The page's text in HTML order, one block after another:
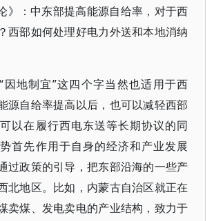
》：中东部提高能源自给率，对于西
西部如何处理好电力外送和本地消纳
因地制宜”这四个字当然也适用于西
源自给率提高以后，也可以减轻西部
以在履行西电东送等长期协议的同
首先作用于自身的经济和产业发展
过政策的引导，把东部沿海的一些产
北地区。比如，内蒙古自治区就正在
卖煤、发电卖电的产业结构，致力于